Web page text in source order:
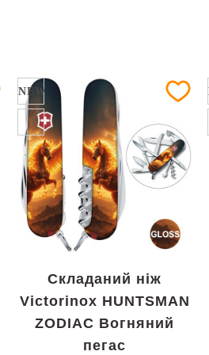
NEW
Складаний ніж
Victorinox HUNTSMAN
ZODIAC Вогняний
пегас